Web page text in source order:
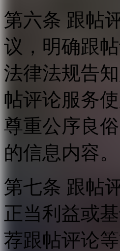
第六条 跟帖
议，明确跟
法律法规告
帖评论服务
尊重公序良
的信息内容。
第七条 跟帖
正当利益或
荐跟帖评论